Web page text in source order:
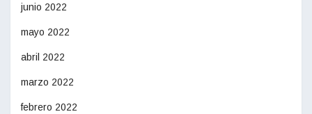
junio 2022
mayo 2022
abril 2022
marzo 2022
febrero 2022